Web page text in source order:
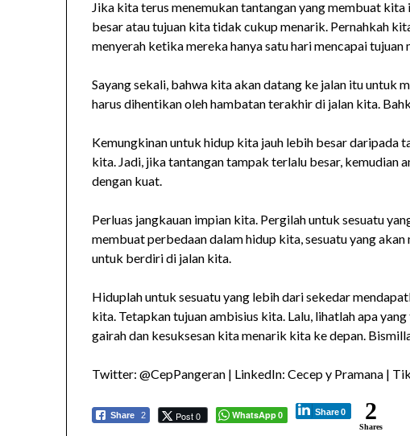
Jika kita terus menemukan tantangan yang membuat
besar atau tujuan kita tidak cukup menarik. Pernahkah
menyerah ketika mereka hanya satu hari mencapai tujuan
Sayang sekali, bahwa kita akan datang ke jalan itu untuk
harus dihentikan oleh hambatan terakhir di jalan kita.
Kemungkinan untuk hidup kita jauh lebih besar daripada
kita. Jadi, jika tantangan tampak terlalu besar, kemudian
dengan kuat.
Perluas jangkauan impian kita. Pergilah untuk sesuatu
membuat perbedaan dalam hidup kita, sesuatu yang
untuk berdiri di jalan kita.
Hiduplah untuk sesuatu yang lebih dari sekedar
kita. Tetapkan tujuan ambisius kita. Lalu, lihatlah apa
gairah dan kesuksesan kita menarik kita ke depan.
Twitter: @CepPangeran | LinkedIn: Cecep y Pramana |
Share 2 Post 0 WhatsApp0 Share0 2
Shares